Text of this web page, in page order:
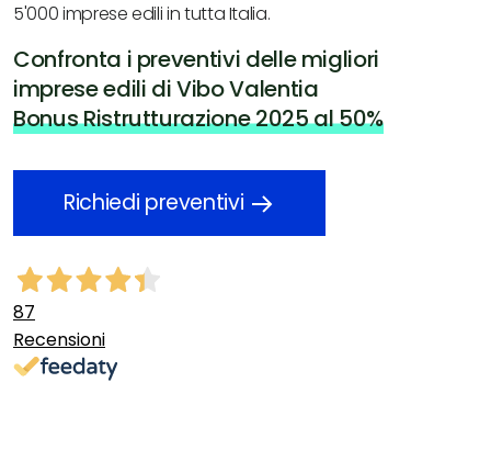
5'000 imprese edili in tutta Italia.
Confronta i preventivi delle migliori
imprese edili di Vibo Valentia
Bonus Ristrutturazione 2025 al 50%
Richiedi preventivi
87
Recensioni